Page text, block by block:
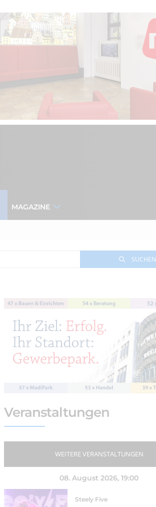
MAGAZINE
SUCHEN
Veranstaltungen
WEITERE VERANSTALTUNGEN
08. August 2026, 19:00
Steely Five